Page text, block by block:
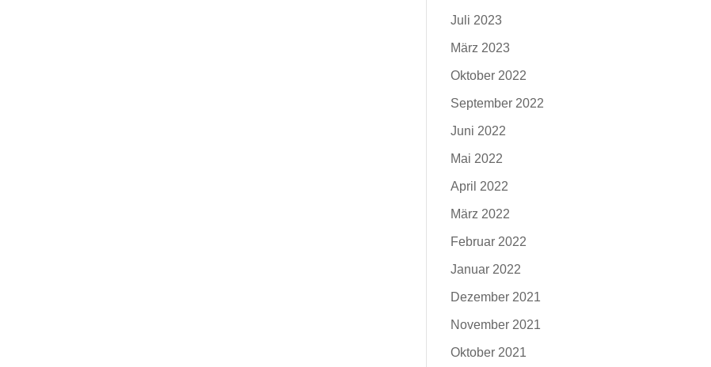
Juli 2023
März 2023
Oktober 2022
September 2022
Juni 2022
Mai 2022
April 2022
März 2022
Februar 2022
Januar 2022
Dezember 2021
November 2021
Oktober 2021